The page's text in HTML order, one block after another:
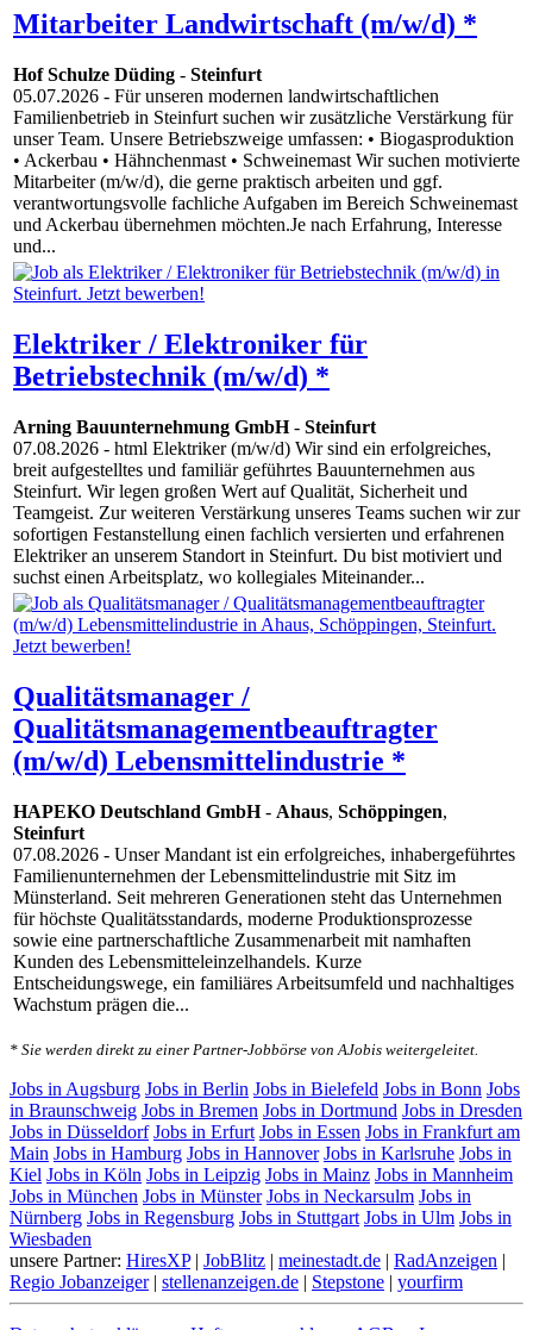
Mitarbeiter Landwirtschaft (m/w/d) *
Hof Schulze Düding - Steinfurt
05.07.2026 - Für unseren modernen landwirtschaftlichen
Familienbetrieb in Steinfurt suchen wir zusätzliche Verstärkung für
unser Team. Unsere Betriebszweige umfassen: • Biogasproduktion
• Ackerbau • Hähnchenmast • Schweinemast Wir suchen motivierte
Mitarbeiter (m/w/d), die gerne praktisch arbeiten und ggf.
verantwortungsvolle fachliche Aufgaben im Bereich Schweinemast
und Ackerbau übernehmen möchten.Je nach Erfahrung, Interesse
und...
Elektriker / Elektroniker für
Betriebstechnik (m/w/d) *
Arning Bauunternehmung GmbH- Steinfurt
07.08.2026 - html Elektriker (m/w/d) Wir sind ein erfolgreiches,
breit aufgestelltes und familiär geführtes Bauunternehmen aus
Steinfurt. Wir legen großen Wert auf Qualität, Sicherheit und
Teamgeist. Zur weiteren Verstärkung unseres Teams suchen wir zur
sofortigen Festanstellung einen fachlich versierten und erfahrenen
Elektriker an unserem Standort in Steinfurt. Du bist motiviert und
suchst einen Arbeitsplatz, wo kollegiales Miteinander...
Qualitätsmanager /
Qualitätsmanagementbeauftragter
(m/w/d) Lebensmittelindustrie *
HAPEKO Deutschland GmbH- Ahaus, Schöppingen,
Steinfurt
07.08.2026 - Unser Mandant ist ein erfolgreiches, inhabergeführtes
Familienunternehmen der Lebensmittelindustrie mit Sitz im
Münsterland. Seit mehreren Generationen steht das Unternehmen
für höchste Qualitätsstandards, moderne Produktionsprozesse
sowie eine partnerschaftliche Zusammenarbeit mit namhaften
Kunden des Lebensmitteleinzelhandels. Kurze
Entscheidungswege, ein familiäres Arbeitsumfeld und nachhaltiges
Wachstum prägen die...
* Sie werden direkt zu einer Partner-Jobbörse von AJobis weitergeleitet.
Jobs in Augsburg Jobs in Berlin Jobs in Bielefeld Jobs in Bonn Jobs
in Braunschweig Jobs in Bremen Jobs in Dortmund Jobs in Dresden
Jobs in Düsseldorf Jobs in Erfurt Jobs in Essen Jobs in Frankfurt am
Main Jobs in Hamburg Jobs in Hannover Jobs in Karlsruhe Jobs in
Kiel Jobs in Köln Jobs in Leipzig Jobs in Mainz Jobs in Mannheim
Jobs in München Jobs in Münster Jobs in Neckarsulm Jobs in
Nürnberg Jobs in Regensburg Jobs in Stuttgart Jobs in Ulm Jobs in
Wiesbaden
unsere Partner: HiresXP| JobBlitz | meinestadt.de | RadAnzeigen |
Regio Jobanzeiger| stellenanzeigen.de | Stepstone | yourfirm